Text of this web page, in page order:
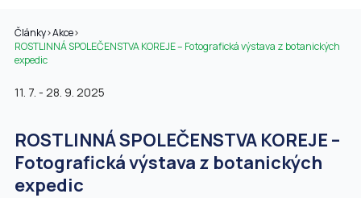
Články>Akce>
ROSTLINNÁ SPOLEČENSTVA KOREJE – Fotografická výstava z botanických
expedic
11. 7. - 28. 9. 2025
ROSTLINNÁ SPOLEČENSTVA KOREJE –
Fotografická výstava z botanických
expedic